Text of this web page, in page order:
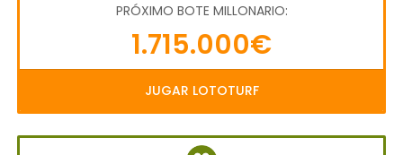
PRÓXIMO BOTE MILLONARIO:
1.715.000€
JUGAR LOTOTURF